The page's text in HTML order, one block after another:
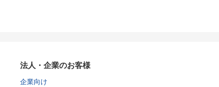
法人・企業のお客様
企業向け